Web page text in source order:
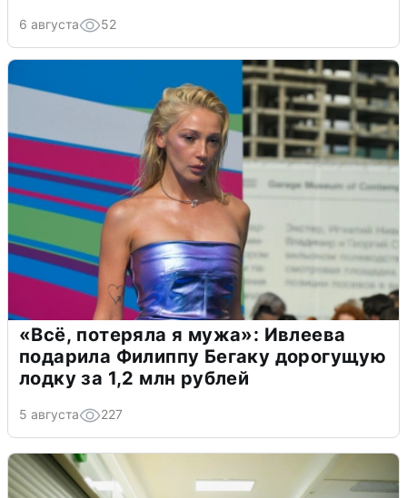
6 августа 52
«Всё, потеряла я мужа»: Ивлеева
подарила Филиппу Бегаку дорогущую
лодку за 1,2 млн рублей
5 августа 227